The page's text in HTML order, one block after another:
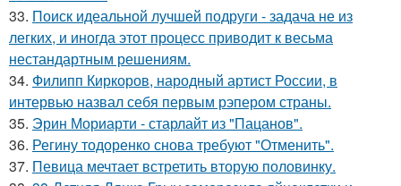
33. Поиск идеальной лучшей подруги - задача не из
легких, и иногда этот процесс приводит к весьма
нестандартным решениям.
34. Филипп Киркоров, народный артист России, в
интервью назвал себя первым рэпером страны.
35. Эрин Мориарти - старлайт из "Пацанов".
36. Регину тодоренко снова требуют "Отменить".
37. Певица мечтает встретить вторую половинку.